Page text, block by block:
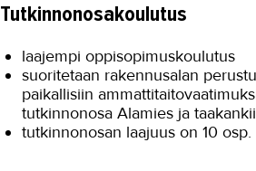
Tutkinnonosakoulutus
laajempi oppisopimuskoulutus
suoritetaan rakennusalan
paikallisiin
tutkinnonosa Alamies ja
tutkinnonosan laajuus on 10 osp.